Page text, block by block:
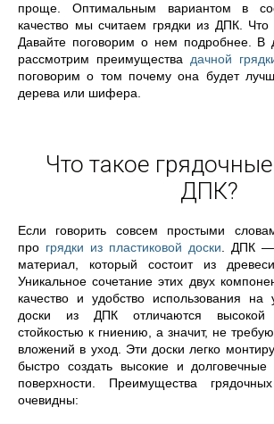
проще. Оптимальным вариантом в
качество мы считаем грядки из ДПК.
Давайте поговорим о нем подробнее. В
рассмотрим преимущества дачной
поговорим о том почему она будет
дерева или шифера.
Что такое
ДПК?
Если говорить совсем простыми
про грядки из пластиковой доски . ДПК —
материал, который состоит из
Уникальное сочетание этих двух
качество и удобство использования на
доски из ДПК отличаются высокой
стойкостью к гниению, а значит, не
вложений в уход. Эти доски легко
быстро создать высокие и
поверхности. Преимущества
очевидны: